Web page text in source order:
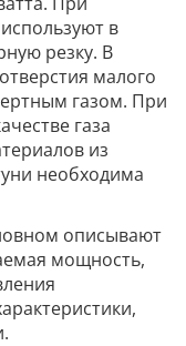
в
резку. В
малого
газом. При
газа
из
необходима
описывают
мощность,